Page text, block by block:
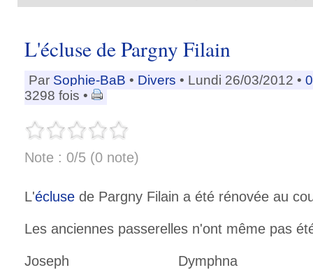
L'écluse de Pargny Filain
Par Sophie-BaB • Divers • Lundi 26/03/2012 •
3298 fois •
Note : 0/5 (0 note)
L'écluse de Pargny Filain a été rénovée au
Les anciennes passerelles n'ont même pas
Joseph Dymphna